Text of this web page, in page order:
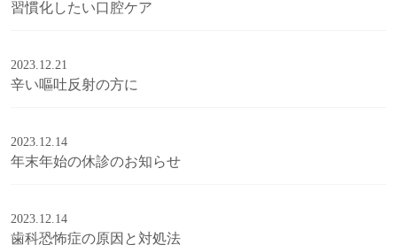
習慣化したい口腔ケア
2023.12.21
辛い嘔吐反射の方に
2023.12.14
年末年始の休診のお知らせ
2023.12.14
歯科恐怖症の原因と対処法